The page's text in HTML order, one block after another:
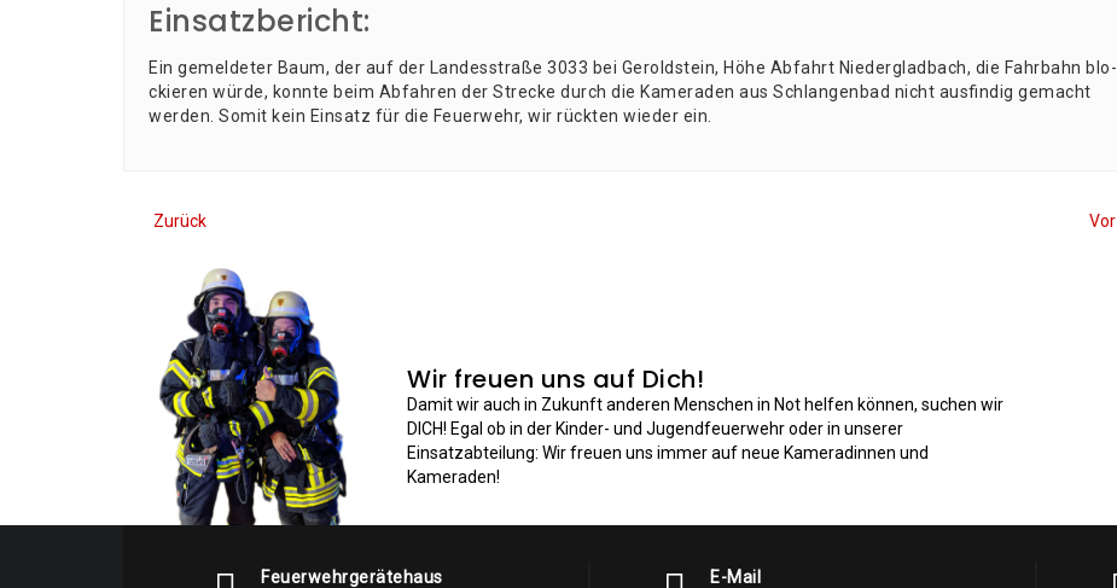
Einsatzbericht:
Ein gemel­de­ter Baum, der auf der Lan­des­stra­ße 3033 bei Gerold­stein, Höhe Abfahrt Nie­der­glad­bach, die Fahr­bahn blo­
ckie­ren wür­de, konn­te beim Abfah­ren der Stre­cke durch die Kame­ra­den aus Schlan­gen­bad nicht aus­fin­dig gemacht
wer­den. Somit kein Ein­satz für die Feu­er­wehr, wir rück­ten wie­der ein.
Zurück Vor
Wir freuen uns auf Dich!
Damit wir auch in Zukunft anderen Menschen in Not helfen können, suchen wir
DICH! Egal ob in der Kinder- und Jugendfeuerwehr oder in unserer
Einsatzabteilung: Wir freuen uns immer auf neue Kameradinnen und
Kameraden!
Feuerwehrgerätehaus
E-Mail